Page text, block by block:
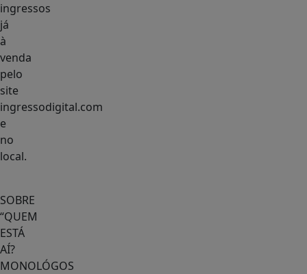
ingressos
já
à
venda
pelo
site
ingressodigital.com
e
no
local.
SOBRE
“QUEM
ESTÁ
AÍ?
MONOLÓGOS